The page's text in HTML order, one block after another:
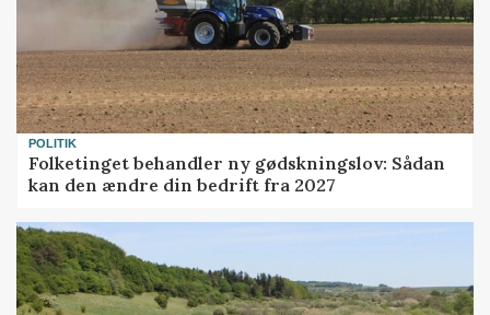
POLITIK
Folketinget behandler ny gødskningslov: Sådan
kan den ændre din bedrift fra 2027